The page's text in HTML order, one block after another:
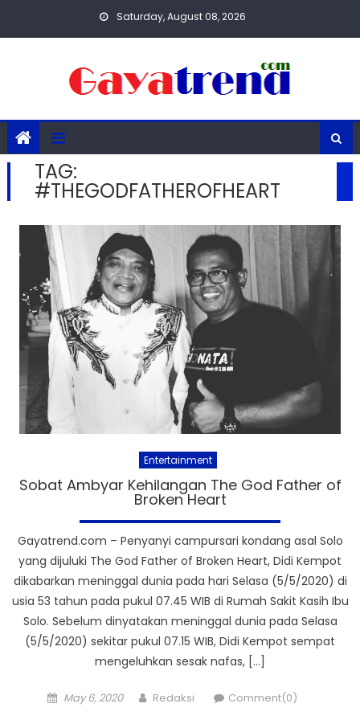
Saturday, August 08, 2026
TAG:
#THEGODFATHEROFHEART
Entertainment
Sobat Ambyar Kehilangan The God Father of
Broken Heart
Gayatrend.com – Penyanyi campursari kondang asal Solo
yang dijuluki The God Father of Broken Heart, Didi Kempot
dikabarkan meninggal dunia pada hari Selasa (5/5/2020) di
usia 53 tahun pada pukul 07.45 WIB di Rumah Sakit Kasih Ibu
Solo. Sebelum dinyatakan meninggal dunia pada Selasa
(5/5/2020) sekitar pukul 07.15 WIB, Didi Kempot sempat
mengeluhkan sesak nafas, […]
Posted
May 6, 2020 Author
Redaksi Comment(0)